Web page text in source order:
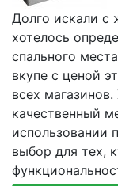
Долго искали с
хотелось
спального
вкупе с ценой
всех
качественный
использовании
выбор для тех,